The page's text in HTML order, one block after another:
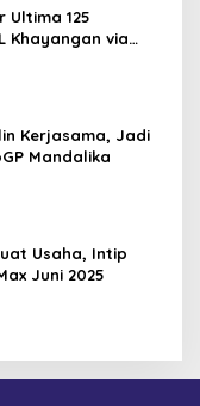
Ultima 125
Khayangan via
Kerjasama, Jadi
Mandalika
Usaha, Intip
Juni 2025